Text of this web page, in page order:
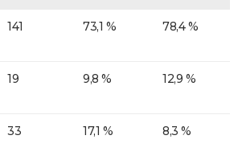
141 73,1 % 78,4 %
19 9,8 % 12,9 %
33 17,1 % 8,3 %